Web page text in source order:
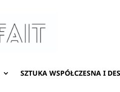
SZTUKA WSPÓŁCZESNA I